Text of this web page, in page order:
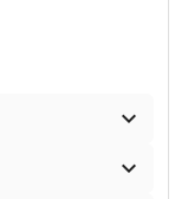

